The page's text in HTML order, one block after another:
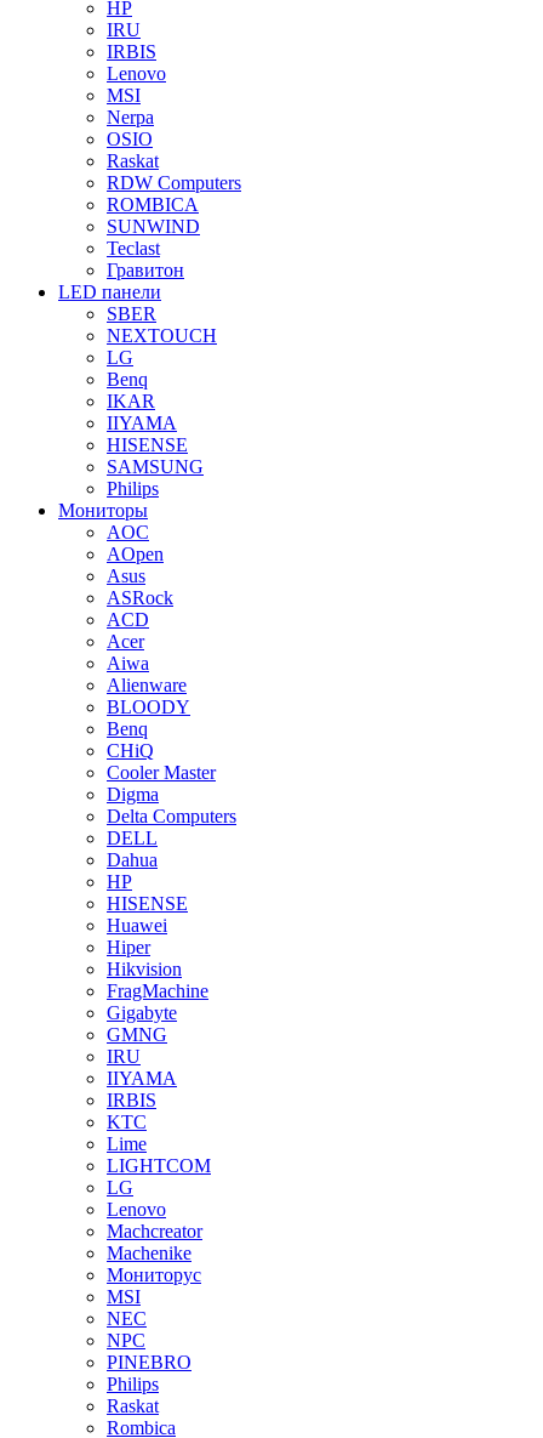
HP
IRU
IRBIS
Lenovo
MSI
Nerpa
OSIO
Raskat
RDW Computers
ROMBICA
SUNWIND
Teclast
Гравитон
LED панели
SBER
NEXTOUCH
LG
Benq
IKAR
IIYAMA
HISENSE
SAMSUNG
Philips
Мониторы
AOC
AOpen
Asus
ASRock
ACD
Acer
Aiwa
Alienware
BLOODY
Benq
CHiQ
Cooler Master
Digma
Delta Computers
DELL
Dahua
HP
HISENSE
Huawei
Hiper
Hikvision
FragMachine
Gigabyte
GMNG
IRU
IIYAMA
IRBIS
KTC
Lime
LIGHTCOM
LG
Lenovo
Machcreator
Machenike
Мониторус
MSI
NEC
NPC
PINEBRO
Philips
Raskat
Rombica